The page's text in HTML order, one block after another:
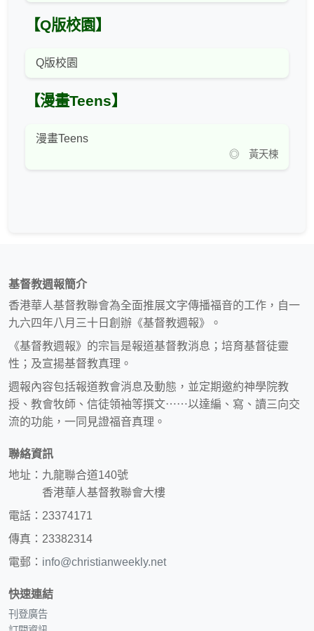
【Q版校園】
Q版校園
【漫畫Teens】
漫畫Teens
◎ 黃天楝
基督教週報簡介
香港華人基督教聯會為全面推展文字傳播福音的工作，自一
九六四年八月三十日創辦《基督教週報》。
《基督教週報》的宗旨是報道基督教消息；培育基督徒靈
性；及宣揚基督教真理。
週報內容包括報道教會消息及動態，並定期邀約神學院教
授、教會牧師、信徒領袖等撰文⋯⋯以達編、寫、讀三向交
流的功能，一同見證福音真理。
聯絡資訊
地址：九龍聯合道140號
香港華人基督教聯會大樓
電話：23374171
傳真：23382314
電郵： info@christianweekly.net
快速連結
刊登廣告